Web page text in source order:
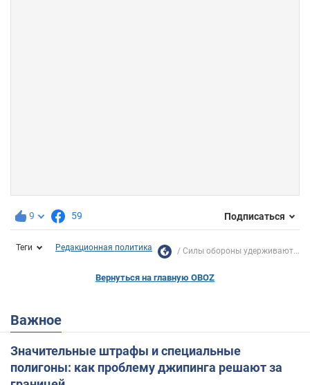
9 59 Подписаться
Теги Редакционная политика Силы обороны удерживают...
Вернуться на главную OBOZ
Важное
Значительные штрафы и специальные
полигоны: как проблему джипинга решают за